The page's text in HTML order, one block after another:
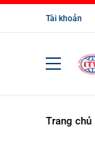
Tài khoản
Trang chủ